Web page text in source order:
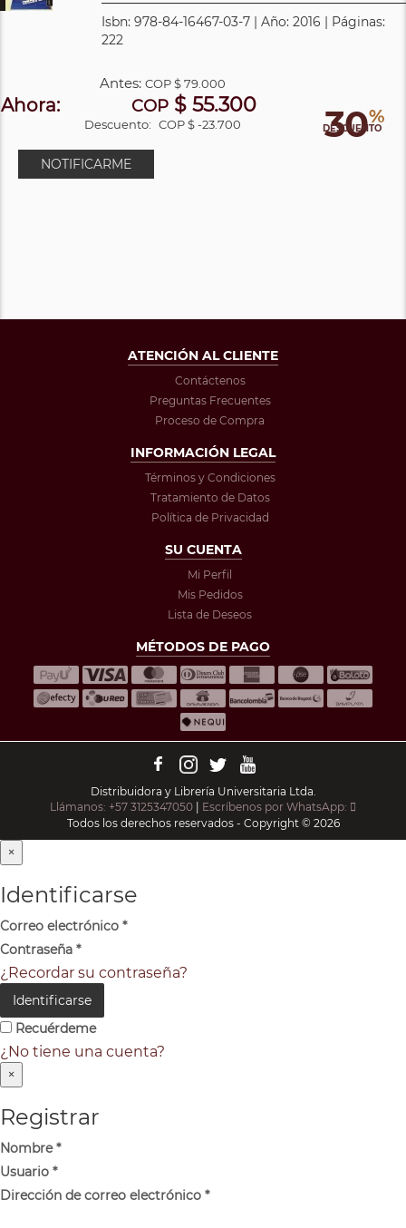
Isbn: 978-84-16467-03-7 | Año: 2016 | Páginas:
222
30%
DESCUENTO
Antes: COP$ 79.000
Ahora: COP $ 55.300
Descuento: COP $ -23.700
NOTIFICARME
ATENCIÓN AL CLIENTE
Contáctenos
Preguntas Frecuentes
Proceso de Compra
INFORMACIÓN LEGAL
Términos y Condiciones
Tratamiento de Datos
Política de Privacidad
SU CUENTA
Mi Perfil
Mis Pedidos
Lista de Deseos
MÉTODOS DE PAGO
Distribuidora y Librería Universitaria Ltda.
Llámanos: +57 3125347050 | Escríbenos por WhatsApp:
Todos los derechos reservados - Copyright © 2026
×
Identificarse
Correo electrónico *
Contraseña *
¿Recordar su contraseña?
Identificarse
Recuérdeme
¿No tiene una cuenta?
×
Registrar
Nombre*
Usuario *
Dirección de correo electrónico *